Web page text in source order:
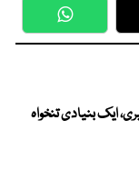
WhatsApp
ایک بنیادی تنخواہ